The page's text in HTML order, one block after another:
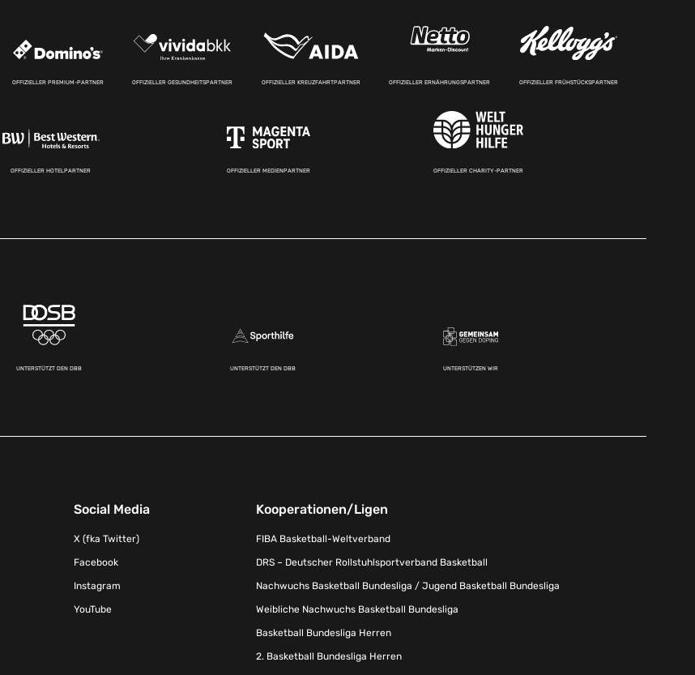
OFFIZIELLER PREMIUM-PARTNER OFFIZIELLER GESUNDHEITSPARTNER OFFIZIELLER KREUZFAHRTPARTNER OFFIZIELLER ERNÄHRUNGSPARTNER OFFIZIELLER FRÜHSTÜCKSPARTNER
OFFIZIELLER HOTELPARTNER OFFIZIELLER MEDIENPARTNER OFFIZIELLER CHARITY-PARTNER
UNTERSTÜTZT DEN DBB UNTERSTÜTZT DEN DBB UNTERSTÜTZEN WIR
Social Media
X (fka Twitter)
Facebook
Instagram
YouTube
Kooperationen/Ligen
FIBA Basketball-Weltverband
DRS – Deutscher Rollstuhlsportverband Basketball
Nachwuchs Basketball Bundesliga / Jugend Basketball Bundesliga
Weibliche Nachwuchs Basketball Bundesliga
Basketball Bundesliga Herren
2. Basketball Bundesliga Herren